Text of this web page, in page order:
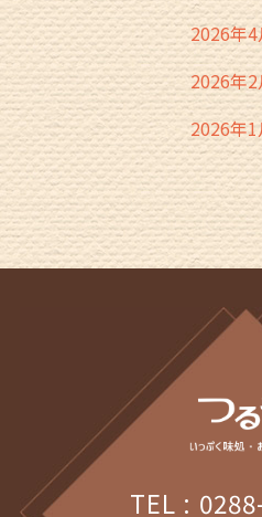
2026年4
2026年2
2026年1
2025年
2025年
2025年
2025年
2025年8月
2025年
2025年6月
2025年
TEL :